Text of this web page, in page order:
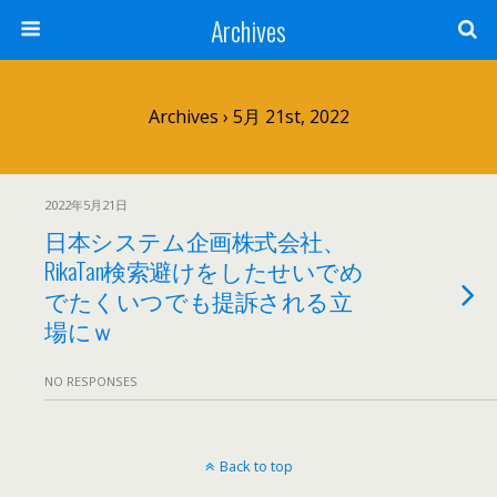
Archives
Archives › 5月 21st, 2022
2022年5月21日
日本システム企画株式会社、
RikaTan検索避けをしたせいでめ
でたくいつでも提訴される立
場にｗ
NO RESPONSES
Back to top